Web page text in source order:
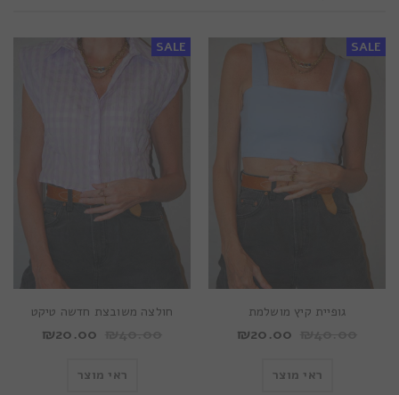
SALE
גופיית קיץ מושלמת
₪20.00
ראי מוצר
SALE
חולצה משובצת חדשה טיקט
₪20.00
ראי מוצר